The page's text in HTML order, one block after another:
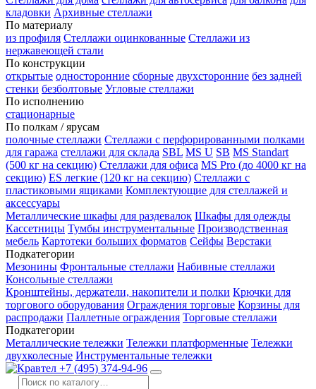
кладовки Архивные стеллажи
По материалу
из профиля Стеллажи оцинкованные Стеллажи из
нержавеющей стали
По конструкции
открытые односторонние сборные двухсторонние без задней
стенки безболтовые Угловые стеллажи
По исполнению
стационарные
По полкам / ярусам
полочные стеллажи Стеллажи с перфорированными полками
для гаража стеллажи для склада SBL MS U SB MS Standart
(500 кг на секцию) Стеллажи для офиса MS Pro (до 4000 кг на
секцию) ES легкие (120 кг на секцию) Стеллажи с
пластиковыми ящиками Комплектующие для стеллажей и
аксессуары
Металлические шкафы для раздевалок Шкафы для одежды
Кассетницы Тумбы инструментальные Производственная
мебель Картотеки больших форматов Сейфы Верстаки
Подкатегории
Мезонины Фронтальные стеллажи Набивные стеллажи
Консольные стеллажи
Кронштейны, держатели, накопители и полки Крючки для
торгового оборудования Ограждения торговые Корзины для
распродажи Паллетные ограждения Торговые стеллажи
Подкатегории
Металлические тележки Тележки платформенные Тележки
двухколесные Инструментальные тележки
+7 (495) 374-94-96